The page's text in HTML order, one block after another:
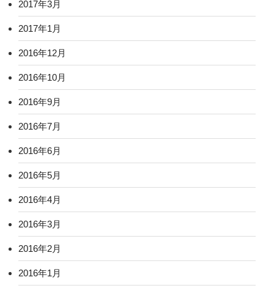
2017年3月
2017年1月
2016年12月
2016年10月
2016年9月
2016年7月
2016年6月
2016年5月
2016年4月
2016年3月
2016年2月
2016年1月